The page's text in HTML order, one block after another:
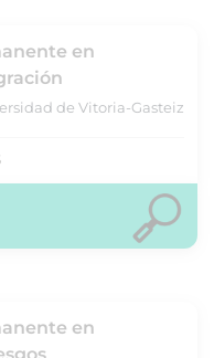
en
de Vitoria-Gasteiz
en